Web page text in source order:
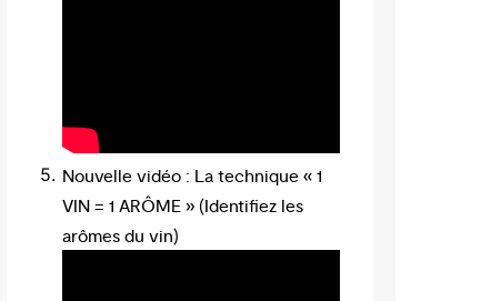
Nouvelle vidéo : La technique « 1
VIN = 1 ARÔME » (Identifiez les
arômes du vin)